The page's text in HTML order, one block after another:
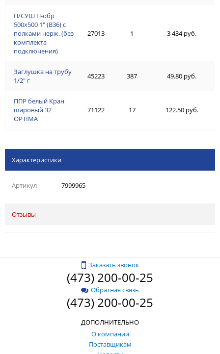
П/СУШ П-обр
500х500 1" (В36) с
полками нерж. (без
комплекта
подключения)
Заглушка на трубу
1/2" г
ППР белый Кран
шаровый 32
OPTIMA
27013 1 3 434 руб.
45223 387 49.80 руб.
71122 17 122.50 руб.
Характеристики
Артикул 7999965
Отзывы
Заказать звонок
(473) 200-00-25
Обратная связь
(473) 200-00-25
ДОПОЛНИТЕЛЬНО
О компании
Поставщикам